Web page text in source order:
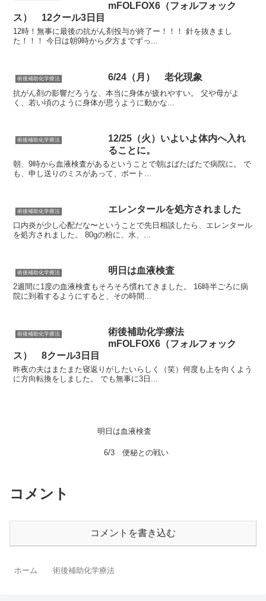
mFOLFOX6（フォルフォック
ス） 12クール3日目
12時！無事に最後の抗がん剤投与が終了ー！！！ 針を抜きまし
た！！！ 今日は朝9時から夕方までずっ...
術後補助化学療法 6/24（月） 老化現象
抗がん剤の影響だろうな、本当に身体が疲れやすい。 父や母がよ
く、若い頃のように身体が思うように動かな...
術後補助化学療法
12/25（火）いよいよ体内へ入れ
ることに。
朝、9時から血液検査があるということで朝はばたばたで病院に。 で
も、申し送りのミスがあって、ポート...
術後補助化学療法 エレンタールを処方されました
口内炎が少し心配だな〜ということで先日相談したら、エレンタール
を処方されました。 80gの粉に、水、...
術後補助化学療法 明日は血液検査
2週間に1度の血液検査もそろそろ慣れてきました。 16時半ごろに病
院に到着するようにすると、その時間...
術後補助化学療法
術後補助化学療法
mFOLFOX6（フォルフォック
ス） 8クール3日目
昨夜の夫はまたまた寝返りがしたいらしく（笑）何度も上を向くよう
に方向転換をしました。 でも無事に3日...
明日は血液検査
6/3 便秘との戦い
コメント
コメントを書き込む
ホーム 術後補助化学療法